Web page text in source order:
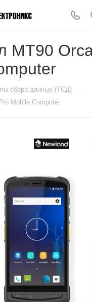
MT90
сбора данных (ТСД) —
Mobile Computer